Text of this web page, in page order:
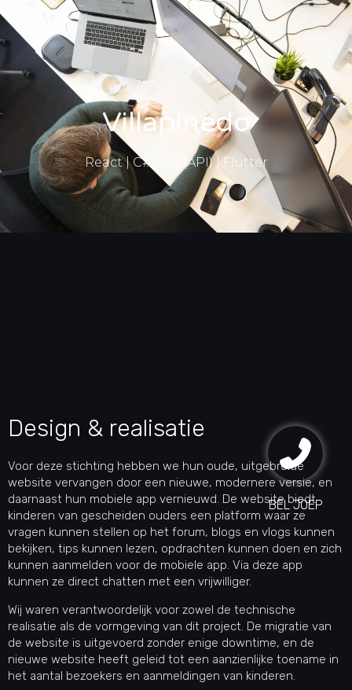
Zelf kosten berekenen
Villapinedo
React | C# .Net (API) | Flutter
Design & realisatie
Voor deze stichting hebben we hun oude, uitgebreide
website vervangen door een nieuwe, modernere versie, en
daarnaast hun mobiele app vernieuwd. De website biedt
kinderen van gescheiden ouders een platform waar ze
vragen kunnen stellen op het forum, blogs en vlogs kunnen
bekijken, tips kunnen lezen, opdrachten kunnen doen en zich
kunnen aanmelden voor de mobiele app. Via deze app
kunnen ze direct chatten met een vrijwilliger.
Wij waren verantwoordelijk voor zowel de technische
realisatie als de vormgeving van dit project. De migratie van
de website is uitgevoerd zonder enige downtime, en de
nieuwe website heeft geleid tot een aanzienlijke toename in
het aantal bezoekers en aanmeldingen van kinderen.
BEL JOEP